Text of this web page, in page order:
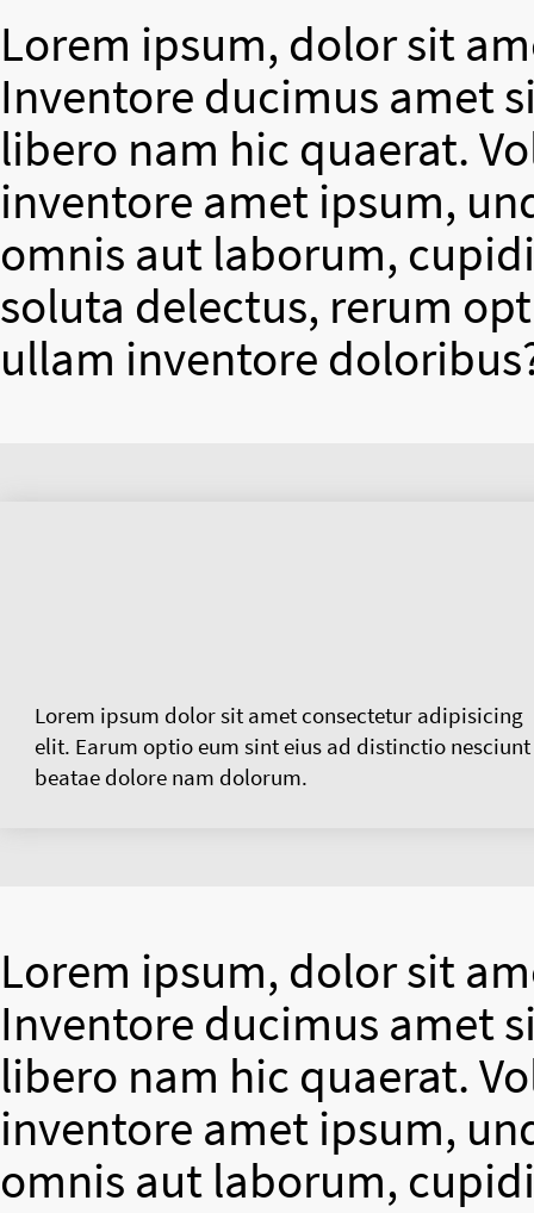
Lorem ipsum, dolor sit
Inventore ducimus amet
libero nam hic quaerat.
inventore amet ipsum,
omnis aut laborum,
soluta delectus, rerum
ullam inventore
Lorem ipsum dolor sit amet consectetur adipisicing
elit. Earum optio eum sint eius ad distinctio nesciunt
beatae dolore nam dolorum.
Lorem ipsum, dolor sit
Inventore ducimus amet
libero nam hic quaerat.
inventore amet ipsum,
omnis aut laborum,